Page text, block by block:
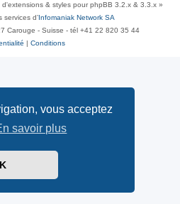
vous acceptez
savoir plus
d'extensions & styles pour phpBB 3.2.x & 3.3.x »
services d’ Infomaniak Network SA
Carouge - Suisse - tél +41 22 820 35 44
Conditions